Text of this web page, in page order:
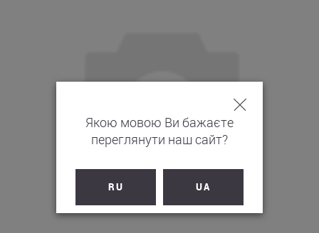
Якою мовою Ви бажаєте
переглянути наш сайт?
RU UA